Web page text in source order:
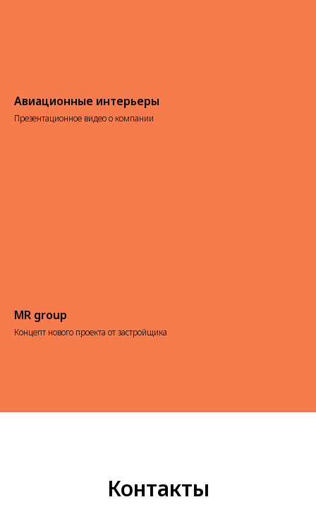
Авиационные интерьеры
Презентационное видео о компании
MR group
Концепт нового проекта от застройщика
Контакты